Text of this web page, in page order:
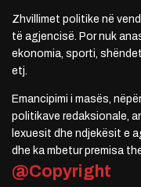
Zhvillimet politike në
të agjencisë. Por nuk
ekonomia, sporti,
etj.
Emancipimi i masës,
politikave redaksionale,
lexuesit dhe ndjekësit e
dhe ka mbetur premisa
@Copyright